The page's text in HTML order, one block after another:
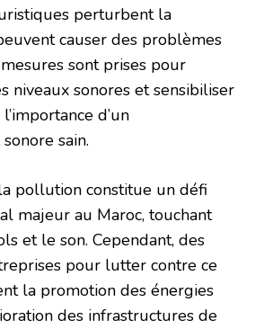
perturbent la
causer des problèmes
sont prises pour
niveaux sonores et sensibiliser
d’un
sain.
pollution constitue un défi
majeur au Maroc, touchant
et le son. Cependant, des
pour lutter contre ce
la promotion des énergies
des infrastructures de